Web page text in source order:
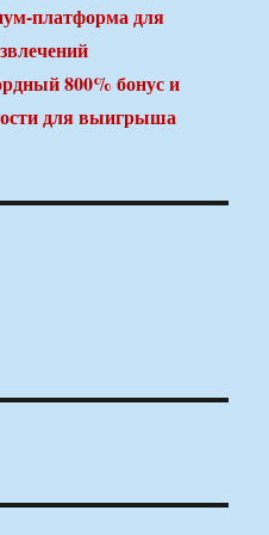
платформа для
800% бонус и
для выигрыша